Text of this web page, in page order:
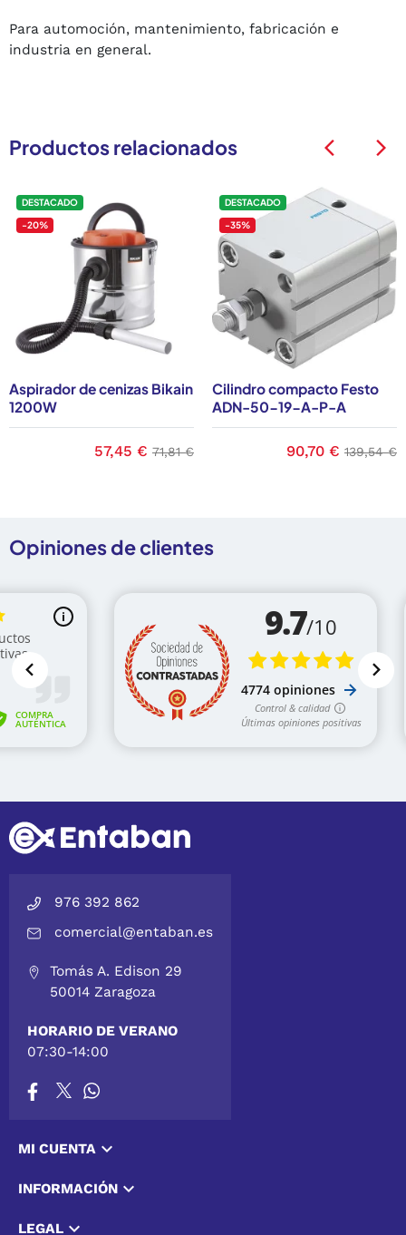
Para automoción, mantenimiento, fabricación e
industria en general.
Productos relacionados
Aspirador de cenizas Bikain
1200W
DESTACADO
-20%
Precio
57,45 € Precio base
71,81 €
Cilindro compacto Festo
ADN-50-19-A-P-A
DESTACADO
-35%
Precio
90,70 € Precio
139,54 €
arrow_back_ios arrow_back_ios
Opiniones de clientes
976 392 862
comercial@entaban.es
Tomás A. Edison 29
50014 Zaragoza
HORARIO DE VERANO
07:30-14:00
MI CUENTA 
INFORMACIÓN 
LEGAL 